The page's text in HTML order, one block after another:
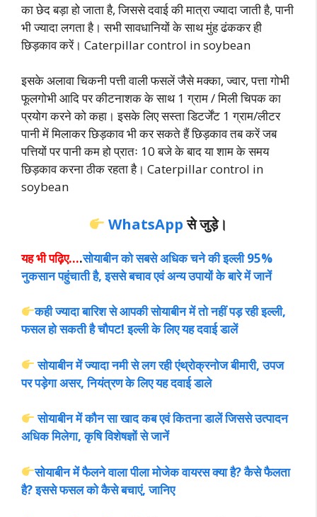
का छेद बड़ा हो जाता है, जिससे दवाई की मात्रा ज्यादा जाती है, पानी
भी ज्यादा लगता है। सभी सावधानियों के साथ मुंह ढंककर ही
छिड़काव करें। Caterpillar control in soybean
इसके अलावा चिकनी पत्ती वाली फसलें जैसे मक्का, ज्वार, पत्ता गोभी
फूलगोभी आदि पर कीटनाशक के साथ 1 ग्राम / मिली चिपक का
प्रयोग करने को कहा। इसके लिए सस्ता डिटर्जेंट 1 ग्राम/लीटर
पानी में मिलाकर छिड़काव भी कर सकते हैं छिड़काव तब करें जब
पत्तियों पर पानी कम हो प्रातः 10 बजे के बाद या शाम के समय
छिड़काव करना ठीक रहता है। Caterpillar control in
soybean
WhatsAppसे जुड़े।
यह भी पढ़िए….सोयाबीन को सबसे अधिक चने की इल्ली 95%
नुकसान पहुंचाती है, इससे बचाव एवं अन्य उपायों के बारे में जानें
कही ज्यादा बारिश से आपकी सोयाबीन में तो नहीं पड़ रही इल्ली,
फसल हो सकती है चौपट! इल्ली के लिए यह दवाई डालें
सोयाबीन में ज्यादा नमी से लग रही एंथ्रोक्रनोज बीमारी, उपज
पर पड़ेगा असर, नियंत्रण के लिए यह दवाई डाले
सोयाबीन में कौन सा खाद कब एवं कितना डालें जिससे उत्पादन
अधिक मिलेगा, कृषि विशेषज्ञों से जानें
सोयाबीन में फैलने वाला पीला मोजेक वायरस क्या है? कैसे फैलता
है? इससे फसल को कैसे बचाएं, जानिए